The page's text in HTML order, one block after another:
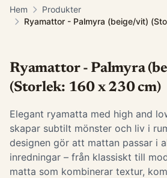
Hem
Produkter
Ryamattor - Palmyra (beige/vit)
Ryamattor - Palmyra
(Storlek: 160 x 230 cm)
Elegant ryamatta med high and
skapar subtilt mönster och liv i
designen gör att mattan passar i
inredningar – från klassiskt till
matta som kombinerar textur,